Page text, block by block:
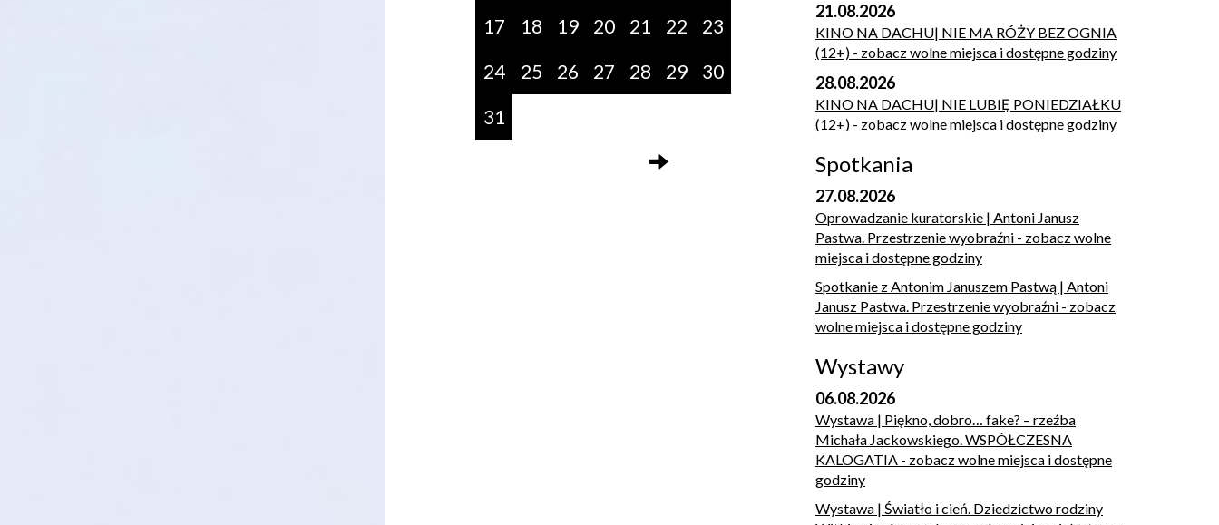
17
18 19 20 21 22
23
24
25 26 27 28 29
30
31
21.08.2026
KINO NA DACHU| NIE MA RÓŻY BEZ OGNIA
(12+) - zobacz wolne miejsca i dostępne godziny
28.08.2026
KINO NA DACHU| NIE LUBIĘ PONIEDZIAŁKU
(12+) - zobacz wolne miejsca i dostępne godziny
Spotkania
27.08.2026
Oprowadzanie kuratorskie | Antoni Janusz
Pastwa. Przestrzenie wyobraźni - zobacz wolne
miejsca i dostępne godziny
Spotkanie z Antonim Januszem Pastwą | Antoni
Janusz Pastwa. Przestrzenie wyobraźni - zobacz
wolne miejsca i dostępne godziny
Wystawy
06.08.2026
Wystawa | Piękno, dobro… fake? – rzeźba
Michała Jackowskiego. WSPÓŁCZESNA
KALOGATIA - zobacz wolne miejsca i dostępne
godziny
Wystawa | Światło i cień. Dziedzictwo rodziny